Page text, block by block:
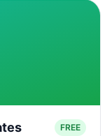
FREE